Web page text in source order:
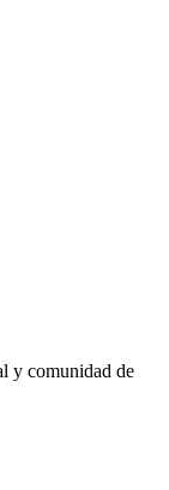
y comunidad de